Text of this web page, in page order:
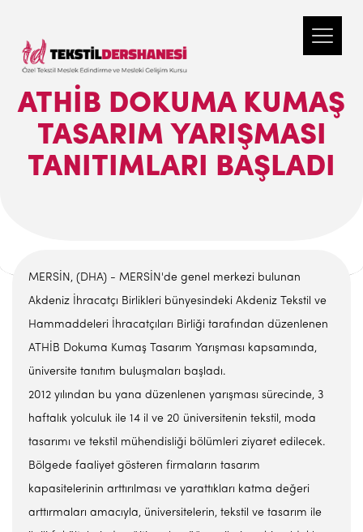
ATHİB DOKUMA KUMAŞ
TASARIM YARIŞMASI
TANITIMLARI BAŞLADI
MERSİN, (DHA) - MERSİN'de genel merkezi bulunan
Akdeniz İhracatçı Birlikleri bünyesindeki Akdeniz Tekstil ve
Hammaddeleri İhracatçıları Birliği tarafından düzenlenen
ATHİB Dokuma Kumaş Tasarım Yarışması kapsamında,
üniversite tanıtım buluşmaları başladı.
2012 yılından bu yana düzenlenen yarışması sürecinde, 3
haftalık yolculuk ile 14 il ve 20 üniversitenin tekstil, moda
tasarımı ve tekstil mühendisliği bölümleri ziyaret edilecek.
Bölgede faaliyet gösteren firmaların tasarım
kapasitelerinin arttırılması ve yarattıkları katma değeri
arttırmaları amacıyla, üniversitelerin, tekstil ve tasarım ile